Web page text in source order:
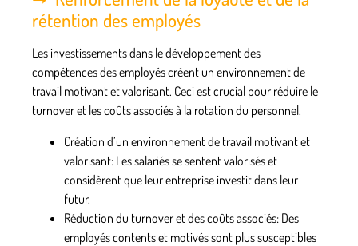
rétention des employés
Les investissements dans le développement des
compétences des employés créent un environnement de
travail motivant et valorisant. Ceci est crucial pour réduire le
turnover et les coûts associés à la rotation du personnel.
Création d’un environnement de travail motivant et
valorisant: Les salariés se sentent valorisés et
considèrent que leur entreprise investit dans leur
futur.
Réduction du turnover et des coûts associés: Des
employés contents et motivés sont plus susceptibles